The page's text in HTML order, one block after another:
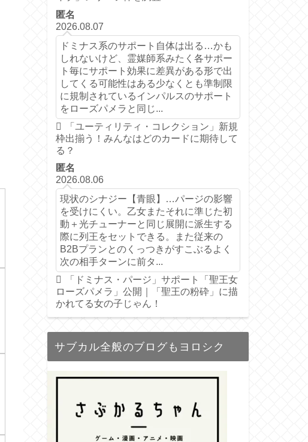
匿名
2026.08.07
ドミナス系のサポート自体は出る…かも
しれないけど、霊媒師系みたく各サポー
ト毎にサポート効果に差異がある形で出
してくる可能性はある少なくとも準制限
に規制されているインパルスのサポート
をローズパメラと同じ...
「ユーティリティ・コレクション」新規
枠出揃う！みんなはどのカードに期待して
る？
匿名
2026.08.06
現状のシナジー【青眼】…パージの影響
を受けにくい。乙女またそれに準じた初
動＋光チューナーと同じ展開に派生する
際に列王をセットできる。また従来の
B2Bプランとのくっつきがすこぶるよく
次の相手ターンに前タ...
「ドミナス・パージ」サポート「聖王女
ローズパメラ」公開｜「聖王の粉砕」に描
かれてる女の子じゃん！
サブカル全般のブログもヨロシク